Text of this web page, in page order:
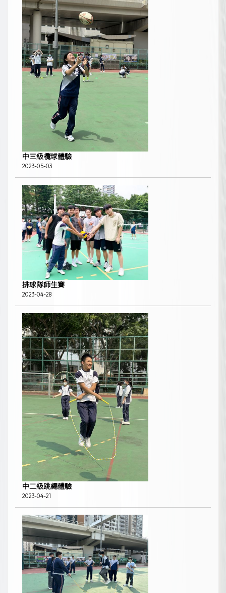
中三級欖球體驗
2023-05-03
排球隊師生賽
2023-04-28
中二級跳繩體驗
2023-04-21